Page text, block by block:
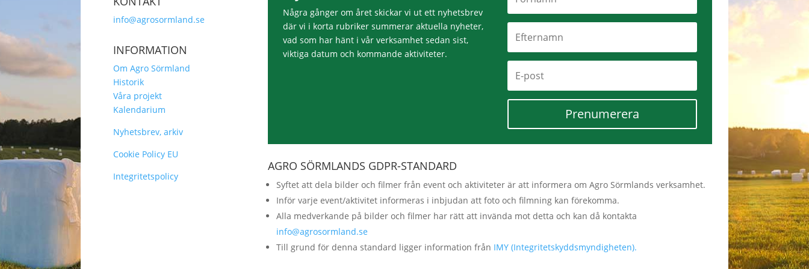
info@agrosormland.se
INFORMATION
Om Agro Sörmland
Historik
Våra projekt
Kalendarium
Nyhetsbrev, arkiv
Cookie Policy EU
Integritetspolicy
Några gånger om året skickar vi ut ett nyhetsbrev
där vi i korta rubriker summerar aktuella nyheter,
vad som har hänt i vår verksamhet sedan sist,
viktiga datum och kommande aktiviteter.
Prenumerera
AGRO SÖRMLANDS GDPR-STANDARD
Syftet att dela bilder och filmer från event och aktiviteter är att informera om Agro Sörmlands verksamhet.
Inför varje event/aktivitet informeras i inbjudan att foto och filmning kan förekomma.
Alla medverkande på bilder och filmer har rätt att invända mot detta och kan då kontakta
info@agrosormland.se
Till grund för denna standard ligger information från IMY (Integritetskyddsmyndigheten).